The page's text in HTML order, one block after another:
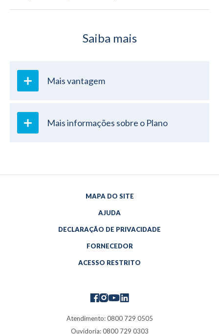
Saiba mais
Mais vantagem
Mais informações sobre o Plano
MAPA DO SITE
AJUDA
DECLARAÇÃO DE PRIVACIDADE
FORNECEDOR
ACESSO RESTRITO
Atendimento: 0800 729 0505
Ouvidoria: 0800 729 0303